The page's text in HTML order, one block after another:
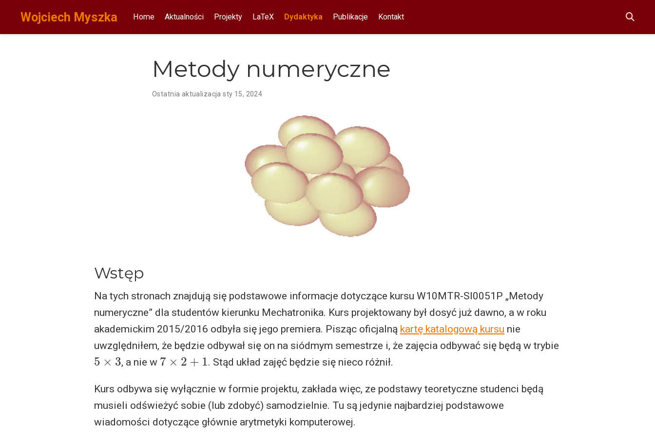
Wojciech Myszka Home Aktualności Projekty LaTeX Dydaktyka Publikacje Kontakt
Metody numeryczne
Ostatnia aktualizacja sty 15, 2024
Wstęp
Na tych stronach znajdują się podstawowe informacje dotyczące kursu W10MTR-SI0051P „Metody
numeryczne” dla studentów kierunku Mechatronika. Kurs projektowany był dosyć już dawno, a w roku
akademickim 2015/2016 odbyła się jego premiera. Pisząc oficjalną kartę katalogową kursu nie
uwzględniłem, że będzie odbywał się on na siódmym semestrze i, że zajęcia odbywać się będą w trybie
5 3
, a nie w
7 +
. Stąd układ zajęć będzie się nieco różnił.
Kurs odbywa się wyłącznie w formie projektu, zakłada więc, ze podstawy teoretyczne studenci będą
musieli odświeżyć sobie (lub zdobyć) samodzielnie. Tu są jedynie najbardziej podstawowe
wiadomości dotyczące głównie arytmetyki komputerowej.